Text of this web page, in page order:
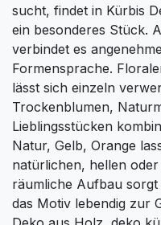
sucht, findet in Kürbis
ein besonderes Stück.
verbindet es
Formensprache.
lässt sich einzeln
Trockenblumen,
Lieblingsstücken
Natur, Gelb, Orange
natürlichen, hellen
räumliche Aufbau
das Motiv lebendig zur